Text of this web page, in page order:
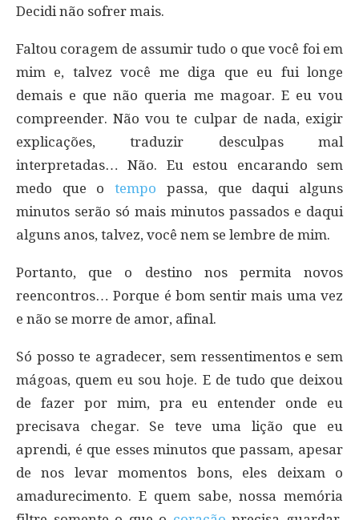
Decidi não sofrer mais.
Faltou coragem de assumir tudo o que você foi em
mim e, talvez você me diga que eu fui longe
demais e que não queria me magoar. E eu vou
compreender. Não vou te culpar de nada, exigir
explicações, traduzir desculpas mal
interpretadas… Não. Eu estou encarando sem
medo que otempo passa, que daqui alguns
minutos serão só mais minutos passados e daqui
alguns anos, talvez, você nem se lembre de mim.
Portanto, que o destino nos permita novos
reencontros… Porque é bom sentir mais uma vez
e não se morre de amor, afinal.
Só posso te agradecer, sem ressentimentos e sem
mágoas, quem eu sou hoje. E de tudo que deixou
de fazer por mim, pra eu entender onde eu
precisava chegar. Se teve uma lição que eu
aprendi, é que esses minutos que passam, apesar
de nos levar momentos bons, eles deixam o
amadurecimento. E quem sabe, nossa memória